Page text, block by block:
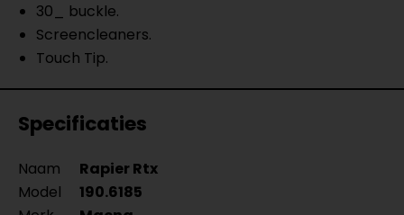
30_ buckle.
Screencleaners.
Touch Tip.
Specificaties
Naam
Rapier Rtx
Model
190.6185